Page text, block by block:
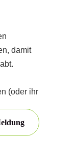
damit
(oder ihr